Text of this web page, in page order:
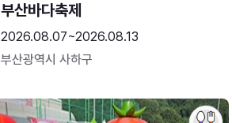
부산바다축제
2026.08.07~2026.08.13
부산광역시 사하구